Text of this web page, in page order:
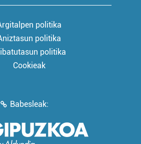
politika
politika
politika
Cookieak
Babesleak: